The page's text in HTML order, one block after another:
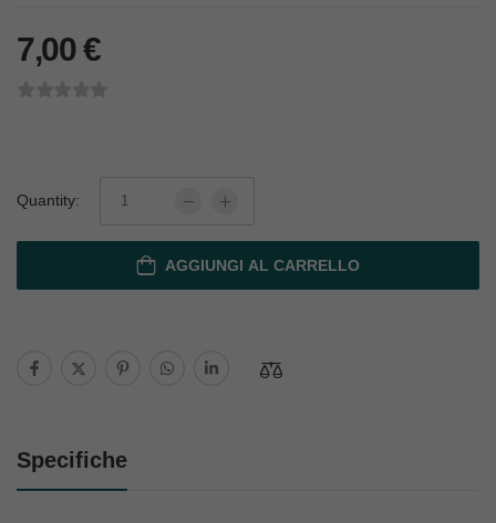
7,00€
Quantity:
AGGIUNGI AL CARRELLO
Specifiche